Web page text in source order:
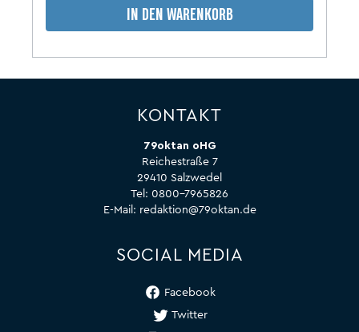
IN DEN WARENKORB
KONTAKT
79oktan oHG
Reichestraße 7
29410 Salzwedel
Tel: 0800-7965826
E-Mail: redaktion@79oktan.de
SOCIAL MEDIA
Facebook
Twitter